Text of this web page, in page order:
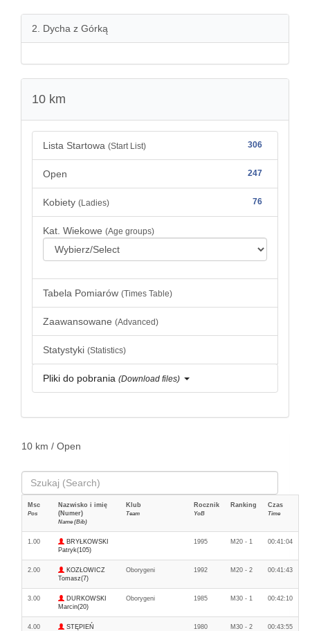
2. Dycha z Górką
10 km
Lista Startowa (Start List) 306
Open 247
Kobiety (Ladies) 76
Kat. Wiekowe (Age groups)
Tabela Pomiarów (Times Table)
Zaawansowane (Advanced)
Statystyki (Statistics)
Pliki do pobrania (Download files)
10 km / Open
Msc
Pos
Nazwisko i imię
(Numer)
Name (Bib)
Klub
Team
Rocznik
YoB
Ranking Czas
Time
1.00
BRYŁKOWSKI
Patryk(105)
1995 M20 - 1 00:41:04
2.00
KOZŁOWICZ
Tomasz(7)
Oborygeni 1992 M20 - 2 00:41:43
3.00
DURKOWSKI
Marcin(20)
Oborygeni 1985 M30 - 1 00:42:10
4.00
STĘPIEŃ
1980 M30 - 2 00:43:55